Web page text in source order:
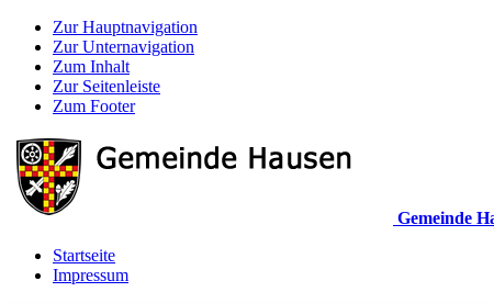
Zur Hauptnavigation
Zur Unternavigation
Zum Inhalt
Zur Seitenleiste
Zum Footer
Gemeinde
Startseite
Impressum